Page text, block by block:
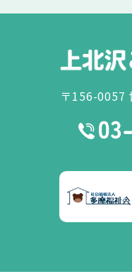
〒156-0057